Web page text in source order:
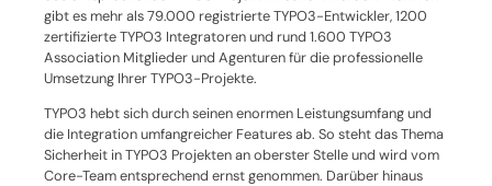
gibt es mehr als 79.000 registrierte TYPO3-Entwickler, 1200
zertifizierte TYPO3 Integratoren und rund 1.600 TYPO3
Association Mitglieder und Agenturen für die professionelle
Umsetzung Ihrer TYPO3-Projekte.
TYPO3 hebt sich durch seinen enormen Leistungsumfang und
die Integration umfangreicher Features ab. So steht das Thema
Sicherheit in TYPO3 Projekten an oberster Stelle und wird vom
Core-Team entsprechend ernst genommen. Darüber hinaus